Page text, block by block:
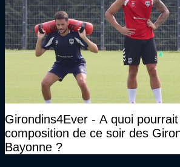
Girondins4Ever - A quoi
composition de ce soir des
Bayonne ?